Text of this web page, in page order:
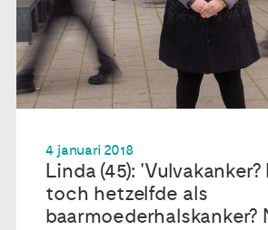
4 januari 2018
Linda (45): 'Vulvakanker?
toch hetzelfde als
baarmoederhalskanker?